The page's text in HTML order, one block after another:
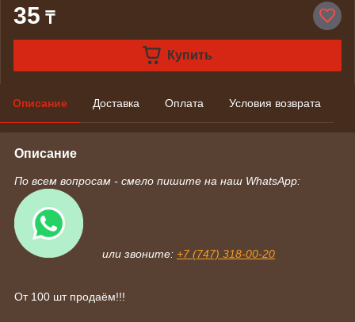
35 ₸
Купить
Описание Доставка Оплата Условия возврата
Описание
По всем вопросам - смело пишите на наш WhatsApp:
или звоните: +7 (747) 318-00-20
От 100 шт продаём!!!